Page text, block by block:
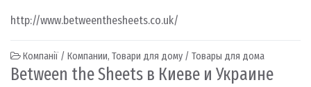
http://www.betweenthesheets.co.uk/
Компанії / Компании, Товари для дому / Товары для дома
Between the Sheets в Киеве и Украине